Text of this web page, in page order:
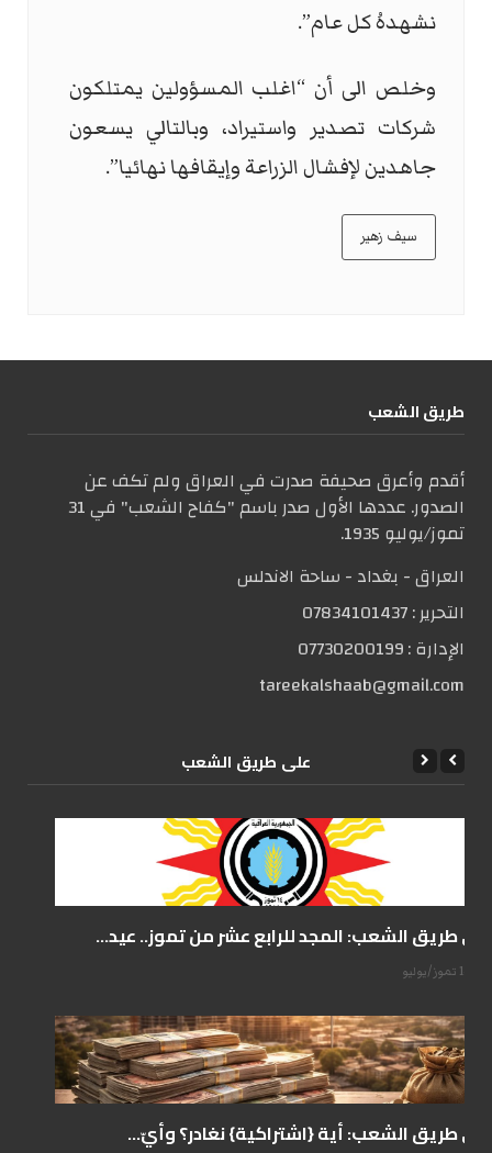
نشهدهُ كل عام”.
وخلص الى أن “اغلب المسؤولين يمتلكون
شركات تصدير واستيراد، وبالتالي يسعون
جاهدين لإفشال الزراعة وإيقافها نهائيا”.
سيف زهير
طریق الشعب
أقدم وأعرق صحيفة صدرت في العراق ولم تكف عن
الصدور. عددها الأول صدر باسم "كفاح الشعب" في 31
تموز/يوليو 1935.
العراق - بغداد - ساحة الاندلس
التحریر :07834101437
الإدارة :07730200199
tareekalshaab@gmail.com
علی طریق الشعب
على طريق الشعب: المجد للرابع عشر من تموز.. عيد...
14 تموز/يوليو
على طريق الشعب: أية {اشتراكية} نغادر؟ وأيّ...